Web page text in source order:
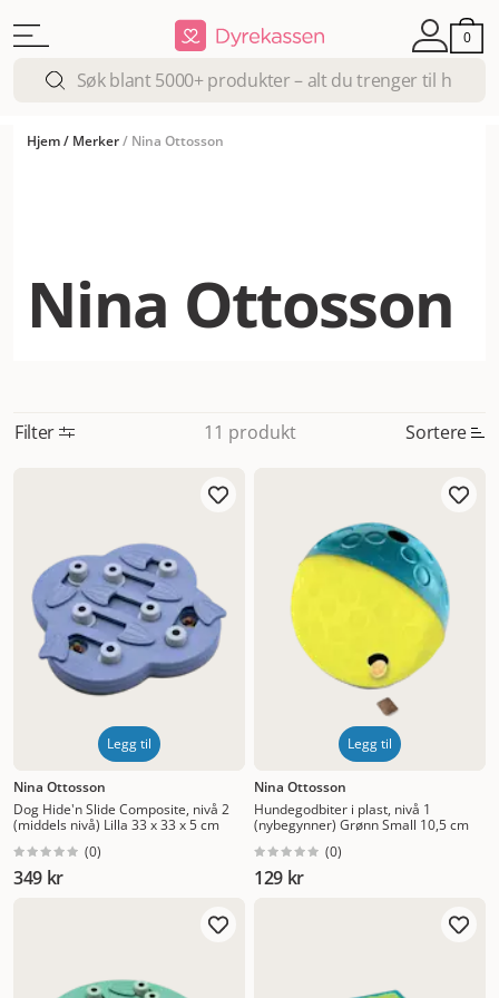
0
Hjem/ Merker/ Nina Ottosson
Nina Ottosson
Filter 11 produkt Sortere
Høyest pris
Lavest pris
Tilbud
Legg til
Nina Ottosson
Dog Hide'n Slide Composite, nivå 2
(middels nivå) Lilla 33 x 33 x 5 cm
(0)
349 kr
Legg til
Nina Ottosson
Hundegodbiter i plast, nivå 1
(nybegynner) Grønn Small 10,5 cm
(0)
129 kr